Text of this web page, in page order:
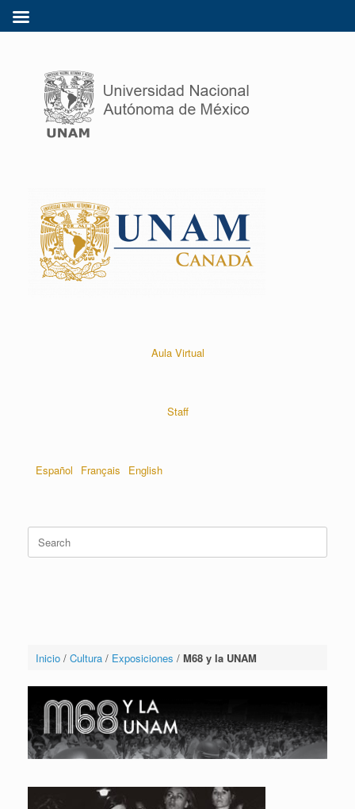
Aula Virtual
Staff
Español Français English
Inicio/ Cultura/ Exposiciones / M68 y la UNAM